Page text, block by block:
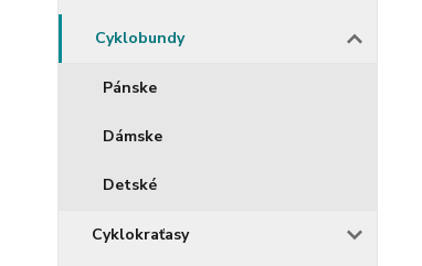
Cyklobundy
Pánske
Dámske
Detské
Cyklokraťasy